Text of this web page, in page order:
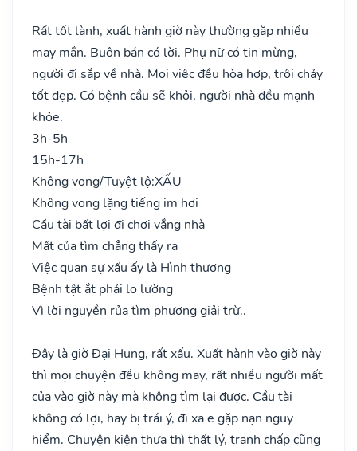
Rất tốt lành, xuất hành giờ này thường gặp nhiều
may mắn. Buôn bán có lời. Phụ nữ có tin mừng,
người đi sắp về nhà. Mọi việc đều hòa hợp, trôi chảy
tốt đẹp. Có bệnh cầu sẽ khỏi, người nhà đều mạnh
khỏe.
3h-5h
15h-17h
Không vong/Tuyệt lộ:XẤU
Không vong lặng tiếng im hơi
Cầu tài bất lợi đi chơi vắng nhà
Mất của tìm chẳng thấy ra
Việc quan sự xấu ấy là Hình thương
Bệnh tật ắt phải lo lường
Vì lời nguyền rủa tìm phương giải trừ..
Đây là giờ Đại Hung, rất xấu. Xuất hành vào giờ này
thì mọi chuyện đều không may, rất nhiều người mất
của vào giờ này mà không tìm lại được. Cầu tài
không có lợi, hay bị trái ý, đi xa e gặp nạn nguy
hiểm. Chuyện kiện thưa thì thất lý, tranh chấp cũng